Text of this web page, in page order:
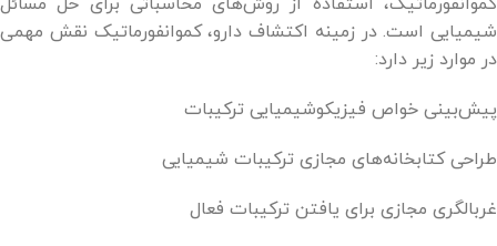
شیمیایی است. در زمینه اکتشاف دارو، کموانفورماتیک نقش مهمی
در موارد زیر دارد:
پیش‌بینی خواص فیزیکوشیمیایی ترکیبات
طراحی کتابخانه‌های مجازی ترکیبات شیمیایی
غربالگری مجازی برای یافتن ترکیبات فعال